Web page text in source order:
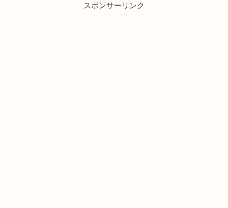
スポンサーリンク